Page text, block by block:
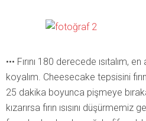
••• Fırını 180 derecede ısıtalım,
koyalım. Cheesecake tepsisini
25 dakika boyunca pişmeye
kızarırsa fırın ısısını